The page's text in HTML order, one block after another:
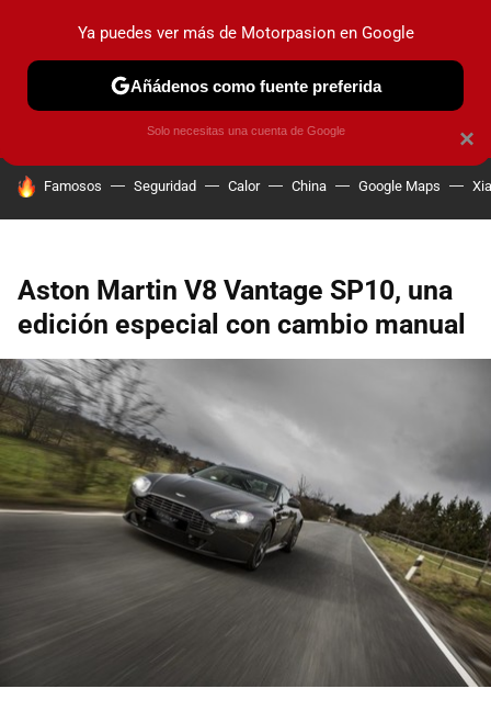
PRUEBAS COCHES ELÉCTRICOS OBSERVATORIO
HOY SE HABLA DE
Famosos Seguridad Calor China Google Maps
Aston Martin V8 Vantage SP10, una
edición especial con cambio manual
×
Ya puedes ver más de Motorpasion en Google
Añádenos como fuente preferida
Solo necesitas una cuenta de Google